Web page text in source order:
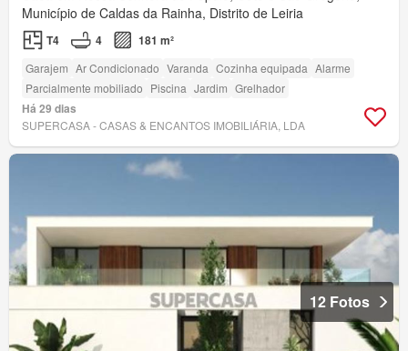
Município de Caldas da Rainha, Distrito de Leiria
T4 4 181 m²
Garajem Ar Condicionado Varanda Cozinha equipada Alarme
Parcialmente mobiliado Piscina Jardim Grelhador
Há 29 dias
SUPERCASA - CASAS & ENCANTOS IMOBILIÁRIA, LDA
12 Fotos